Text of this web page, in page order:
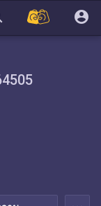
account_circle